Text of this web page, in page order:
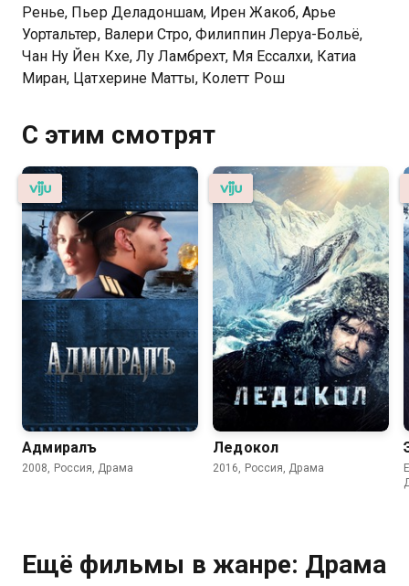
Ренье, Пьер Деладоншам, Ирен Жакоб, Арье
Уортальтер, Валери Стро, Филиппин Леруа-Больё,
Чан Ну Йен Кхе, Лу Ламбрехт, Мя Ессалхи, Катиа
Миран, Цатхерине Матты, Колетт Рош
С этим смотрят
Адмиралъ
2008, Россия, Драма
Ледокол
2016, Россия, Драма
Ещё фильмы в жанре: Драма